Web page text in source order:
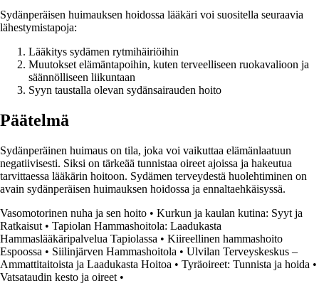
Sydänperäisen huimauksen hoidossa lääkäri voi suositella seuraavia
lähestymistapoja:
Lääkitys sydämen rytmihäiriöihin
Muutokset elämäntapoihin, kuten terveelliseen ruokavalioon ja
säännölliseen liikuntaan
Syyn taustalla olevan sydänsairauden hoito
Päätelmä
Sydänperäinen huimaus on tila, joka voi vaikuttaa elämänlaatuun
negatiivisesti. Siksi on tärkeää tunnistaa oireet ajoissa ja hakeutua
tarvittaessa lääkärin hoitoon. Sydämen terveydestä huolehtiminen on
avain sydänperäisen huimauksen hoidossa ja ennaltaehkäisyssä.
Vasomotorinen nuha ja sen hoito • Kurkun ja kaulan kutina: Syyt ja
Ratkaisut • Tapiolan Hammashoitola: Laadukasta
Hammaslääkäripalvelua Tapiolassa • Kiireellinen hammashoito
Espoossa • Siilinjärven Hammashoitola • Ulvilan Terveyskeskus –
Ammattitaitoista ja Laadukasta Hoitoa • Tyräoireet: Tunnista ja hoida •
Vatsataudin kesto ja oireet •